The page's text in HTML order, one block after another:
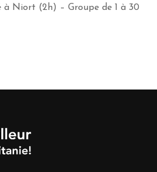
à Niort (2h) – Groupe de 1 à 30